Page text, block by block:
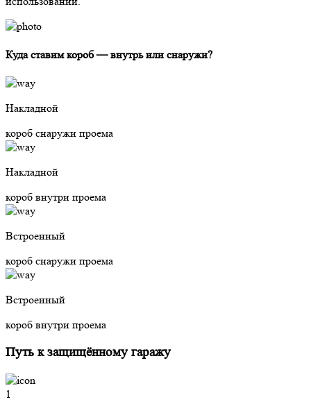
Куда ставим короб — внутрь или снаружи?
Накладной
короб снаружи проема
Накладной
короб внутри проема
Встроенный
короб снаружи проема
Встроенный
короб внутри проема
Путь к защищённому гаражу
1